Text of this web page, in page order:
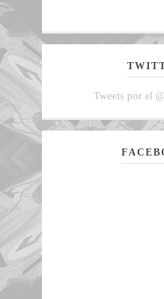
Tweets por el